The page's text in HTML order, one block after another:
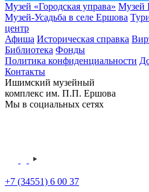
Музей «Городская управа» Музей
Музей-Усадьба в селе Ершова
центр
Афиша Историческая справка
Библиотека Фонды
Политика конфиденциальности
Контакты
Ишимский музейный
комплекс им. П.П. Ершова
Мы в социальных сетях
+7 (34551) 6 00 37